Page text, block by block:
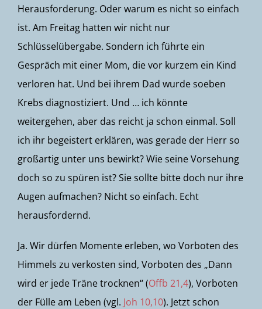
Herausforderung. Oder warum es nicht so einfach
ist. Am Freitag hatten wir nicht nur
Schlüsselübergabe. Sondern ich führte ein
Gespräch mit einer Mom, die vor kurzem ein Kind
verloren hat. Und bei ihrem Dad wurde soeben
Krebs diagnostiziert. Und … ich könnte
weitergehen, aber das reicht ja schon einmal. Soll
ich ihr begeistert erklären, was gerade der Herr so
großartig unter uns bewirkt? Wie seine Vorsehung
doch so zu spüren ist? Sie sollte bitte doch nur ihre
Augen aufmachen? Nicht so einfach. Echt
herausfordernd.
Ja. Wir dürfen Momente erleben, wo Vorboten des
Himmels zu verkosten sind, Vorboten des „Dann
wird er jede Träne trocknen“ (Offb 21,4), Vorboten
der Fülle am Leben (vgl. Joh 10,10). Jetzt schon